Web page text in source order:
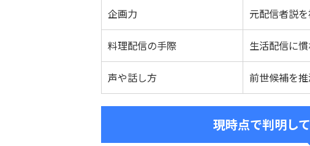
企画力 元配信者説
料理配信の手際 生活配信に
声や話し方 前世候補を
現時点で判明し